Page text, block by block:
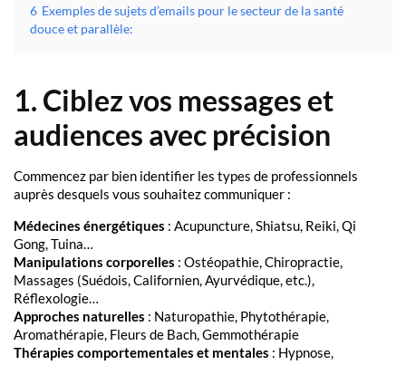
6 Exemples de sujets d’emails pour le secteur de la santé
douce et parallèle:
1. Ciblez vos messages et
audiences avec précision
Commencez par bien identifier les types de professionnels
auprès desquels vous souhaitez communiquer :
Médecines énergétiques : Acupuncture, Shiatsu, Reiki, Qi
Gong, Tuina…
Manipulations corporelles : Ostéopathie, Chiropractie,
Massages (Suédois, Californien, Ayurvédique, etc.),
Réflexologie…
Approches naturelles : Naturopathie, Phytothérapie,
Aromathérapie, Fleurs de Bach, Gemmothérapie
Thérapies comportementales et mentales : Hypnose,